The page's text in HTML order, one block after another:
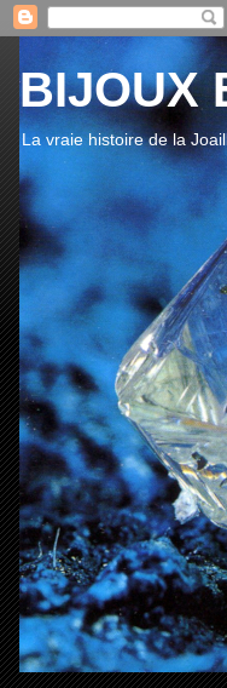
BIJOUX
La vraie histoire de la